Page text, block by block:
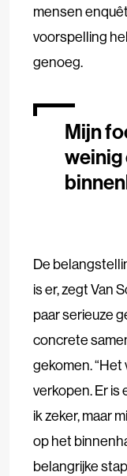
mensen
voorspelling
genoeg.
Mijn
weinig
De
is er, zegt Van
paar serieuze
concrete
gekomen. “Het
verkopen. Er is
ik zeker, maar
op het
belangrijke